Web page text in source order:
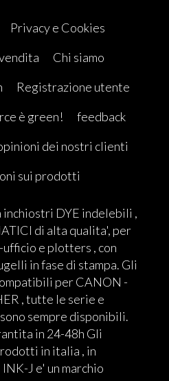
Privacy e Cookies
Chi siamo
Registrazione utente
è green!
feedback
dei nostri clienti
sui prodotti
inchiostri DYE indelebili ,
di alta qualita', per
e plotters , con
in fase di stampa. Gli
per CANON -
, tutte le serie e
sempre disponibili.
in 24-48h Gli
in italia , in
J e' un marchio